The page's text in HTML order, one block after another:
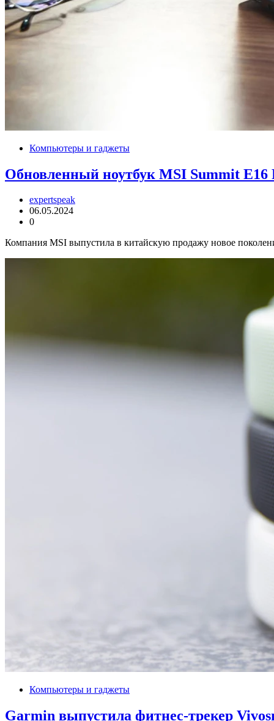
Компьютеры и гаджеты
Обновленный ноутбук MSI Summit E16
expertspeak
06.05.2024
0
Компания MSI выпустила в китайскую продажу новое
Компьютеры и гаджеты
Garmin выпустила фитнес-трекер